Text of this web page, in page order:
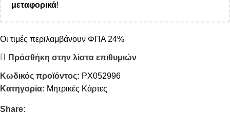
μεταφορικά!
Οι τιμές περιλαμβάνουν ΦΠΑ 24%
Πρόσθήκη στην λίστα επιθυμιών
Κωδικός προϊόντος: PX052996
Κατηγορία: Μητρικές Κάρτες
Share: